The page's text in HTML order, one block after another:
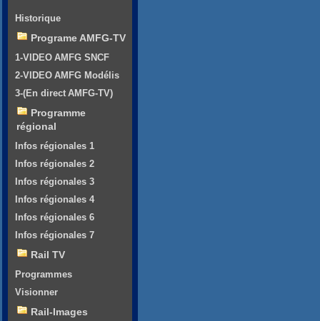
Historique
Programe AMFG-TV
1-VIDEO AMFG SNCF
2-VIDEO AMFG Modélis
3-(En direct AMFG-TV)
Programme
régional
Infos régionales 1
Infos régionales 2
Infos régionales 3
Infos régionales 4
Infos régionales 6
Infos régionales 7
Rail TV
Programmes
Visionner
Rail-Images